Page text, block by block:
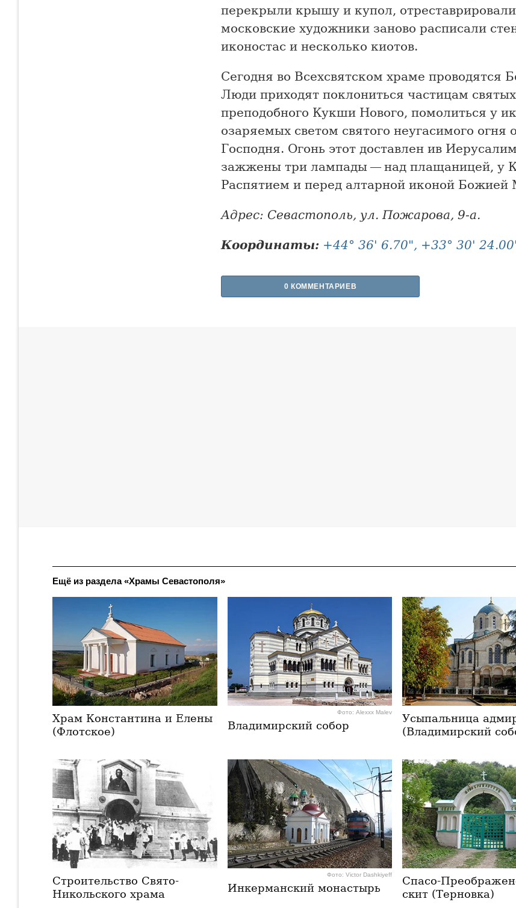
перекрыли крышу и купол,
московские художники заново расписали
иконостас и несколько киотов.
Сегодня во Всехсвятском храме проводятся
Люди приходят поклониться частицам
преподобного Кукши Нового, помолиться у
озаряемых светом святого неугасимого огня
Господня. Огонь этот доставлен ив
зажжены три лампады — над плащаницей, у
Распятием и перед алтарной иконой Божией
Адрес: Севастополь, ул. Пожарова, 9-а.
Координаты: +44° 36' 6.70", +33° 30'
0 КОММЕНТАРИЕВ
Ещё из раздела «Храмы Севастополя»
Храм Константина и Елены
(Флотское)
Фото: Alexxx Malev
Владимирский собор
Усыпальница
(Владимирский
Строительство Свято-
Никольского храма
Фото: Victor Dashkiyeff
Инкерманский монастырь
Спасо-
скит (Терновка)